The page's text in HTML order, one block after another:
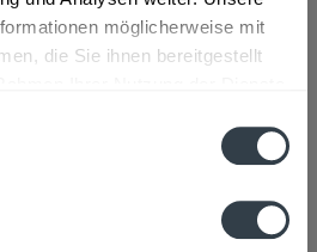
möglicherweise mit
die Sie ihnen bereitgestellt